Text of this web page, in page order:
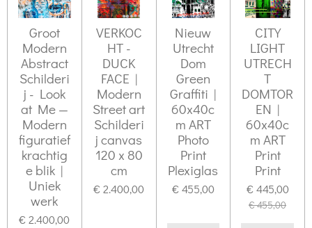
Groot
Modern
Abstract
Schilderi
j - Look
at Me —
Modern
figuratief
krachtig
e blik |
Uniek
werk
€ 2.400,00
VERKOC
HT -
DUCK
FACE |
Modern
Street art
Schilderi
j canvas
120 x 80
cm
€ 2.400,00
Nieuw
Utrecht
Dom
Green
Graffiti |
60x40c
m ART
Photo
Print
Plexiglas
€ 455,00
CITY
LIGHT
UTRECH
T
DOMTOR
EN |
60x40c
m ART
Print
Print
€ 445,00
€ 455,00